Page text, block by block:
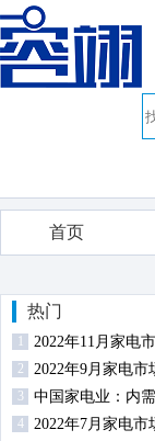
首页
热门
2022年11月家电
扫地机器人零售
2
2022年9月家电市
地机器人高端占
3
中国家电业：内
期向好
4 2022年7月家电市